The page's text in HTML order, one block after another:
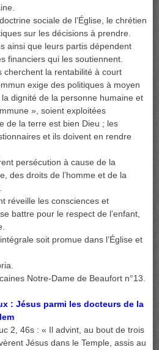
sociale de l’Église, le chrétien
sur les décisions à prendre.
ainsi que leurs partis dépendent
financiers qui les soutiennent.
cherchent la rentabilité à court
exige des politiques à moyen
dignité de la personne humaine et
», soient exploitées
de la terre est bien Dieu ; les
et ils doivent en rendre
persécution à cause de la
des droits de l’homme et de la
réveille les consciences et
battre pour le respect de l’enfant,
soit promue dans l’Église et
Notre-Dame de Beaufort n°13.
: Jésus parmi les docteurs de la
2, 46s : « Il advint, au bout de trois
Jésus dans le Temple, assis au